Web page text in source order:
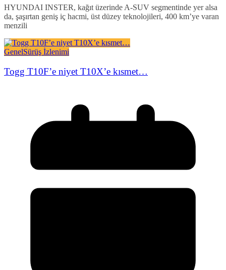
HYUNDAI INSTER, kağıt üzerinde A-SUV segmentinde yer alsa
da, şaşırtan geniş iç hacmi, üst düzey teknolojileri, 400 km’ye varan
menzili
GenelSürüş İzlenimi
Togg T10F’e niyet T10X’e kısmet…